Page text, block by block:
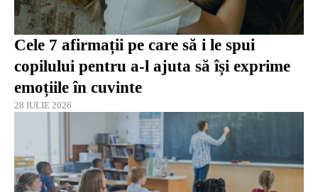
Cele 7 afirmații pe care să i le spui
copilului pentru a-l ajuta să își exprime
emoțiile în cuvinte
28 IULIE 2026